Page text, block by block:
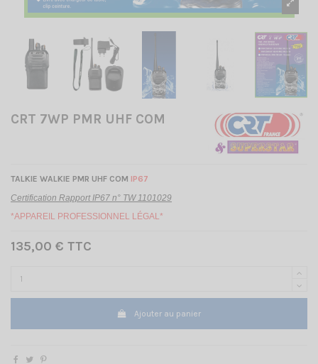
CRT 7WP PMR UHF COM
TALKIE WALKIE PMR UHF COM IP67
Certification Rapport IP67 n° TW 1101029
*APPAREIL PROFESSIONNEL LÉGAL*
135,00 € TTC
Ajouter au panier